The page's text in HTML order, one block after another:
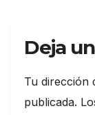
Deja
Tu dirección
publicada.